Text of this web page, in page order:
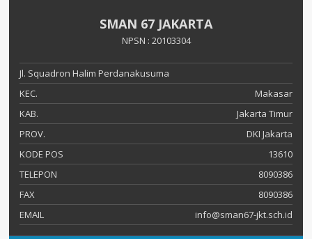
SMAN 67 JAKARTA
NPSN : 20103304
Jl. Squadron Halim Perdanakusuma
KEC.
Makasar
KAB.
Jakarta Timur
PROV.
DKI Jakarta
KODE POS
13610
TELEPON
8090386
FAX
8090386
EMAIL
info@sman67-jkt.sch.id